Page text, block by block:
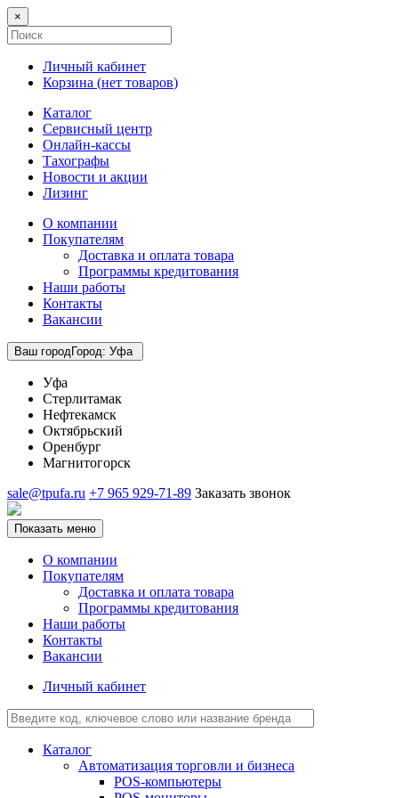
×
Личный кабинет
Корзина (нет товаров)
Каталог
Сервисный центр
Онлайн-кассы
Тахографы
Новости и акции
Лизинг
О компании
Покупателям
Доставка и оплата товара
Программы кредитования
Наши работы
Контакты
Вакансии
Ваш городГород: Уфа
Уфа
Стерлитамак
Нефтекамск
Октябрьский
Оренбург
Магнитогорск
sale@tpufa.ru +7 965 929-71-89 Заказать звонок
Показать меню
О компании
Покупателям
Доставка и оплата товара
Программы кредитования
Наши работы
Контакты
Вакансии
Личный кабинет
Каталог
Автоматизация торговли и бизнеса
POS-компьютеры